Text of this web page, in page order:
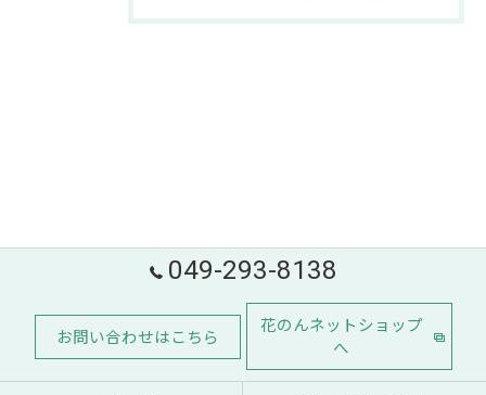
049-293-8138
お問い合わせはこちら
花のんネットショップ
へ